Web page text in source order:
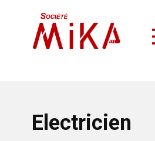
Electricien